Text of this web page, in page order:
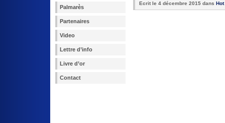
Palmarès
Partenaires
Video
Lettre d’info
Livre d’or
Contact
Ecrit le 4 décembre 2015 dans